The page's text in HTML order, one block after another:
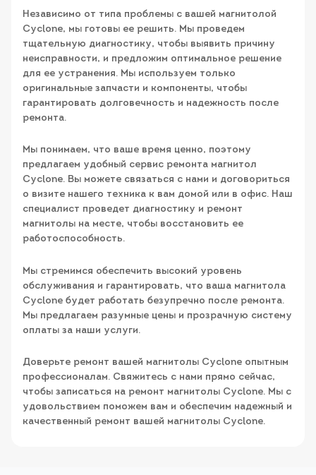
Независимо от типа проблемы с вашей магнитолой
Cyclone, мы готовы ее решить. Мы проведем
тщательную диагностику, чтобы выявить причину
неисправности, и предложим оптимальное решение
для ее устранения. Мы используем только
оригинальные запчасти и компоненты, чтобы
гарантировать долговечность и надежность после
ремонта.
Мы понимаем, что ваше время ценно, поэтому
предлагаем удобный сервис ремонта магнитол
Cyclone. Вы можете связаться с нами и договориться
о визите нашего техника к вам домой или в офис. Наш
специалист проведет диагностику и ремонт
магнитолы на месте, чтобы восстановить ее
работоспособность.
Мы стремимся обеспечить высокий уровень
обслуживания и гарантировать, что ваша магнитола
Cyclone будет работать безупречно после ремонта.
Мы предлагаем разумные цены и прозрачную систему
оплаты за наши услуги.
Доверьте ремонт вашей магнитолы Cyclone опытным
профессионалам. Свяжитесь с нами прямо сейчас,
чтобы записаться на ремонт магнитолы Cyclone. Мы с
удовольствием поможем вам и обеспечим надежный и
качественный ремонт вашей магнитолы Cyclone.